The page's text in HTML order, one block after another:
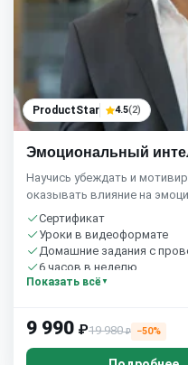
ProductStar 4.5(2)
Эмоциональный
Научись убеждать и
оказывать влияние на
Сертификат
Уроки в видеоформате
Домашние задания с
6 часов в неделю
Показать всё
9 990 ₽19 980₽ −50%